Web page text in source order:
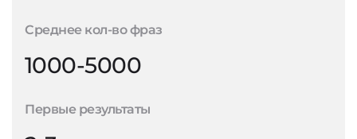
Среднее кол-во фраз
1000-5000
Первые результаты